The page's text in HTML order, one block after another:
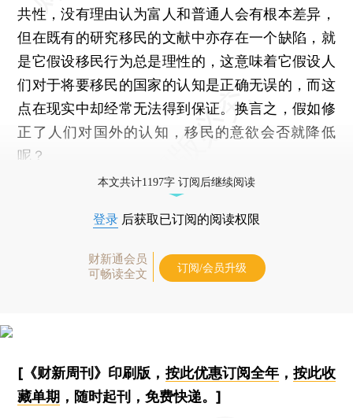
共性，没有理由认为富人和普通人会有根本差异，
但在既有的研究移民的文献中亦存在一个缺陷，就
是它假设移民行为总是理性的，这意味着它假设人
们对于将要移民的国家的认知是正确无误的，而这
点在现实中却经常无法得到保证。换言之，假如修
正了人们对国外的认知，移民的意欲会否就降低
呢？
本文共计1197字 订阅后继续阅读
登录 后获取已订阅的阅读权限
财新通会员
可畅读全文
订阅/会员升级
[《财新周刊》印刷版， 按此优惠订阅全年， 按此收
藏单期 ，随时起刊，免费快递。]